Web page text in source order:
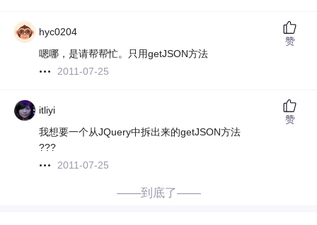
hyc0204
嗯哪，是请帮帮忙。只用getJSON方法
2011-07-25
赞
itliyi
我想要一个从JQuery中拆出来的getJSON方法
???
2011-07-25
赞
——到底了——